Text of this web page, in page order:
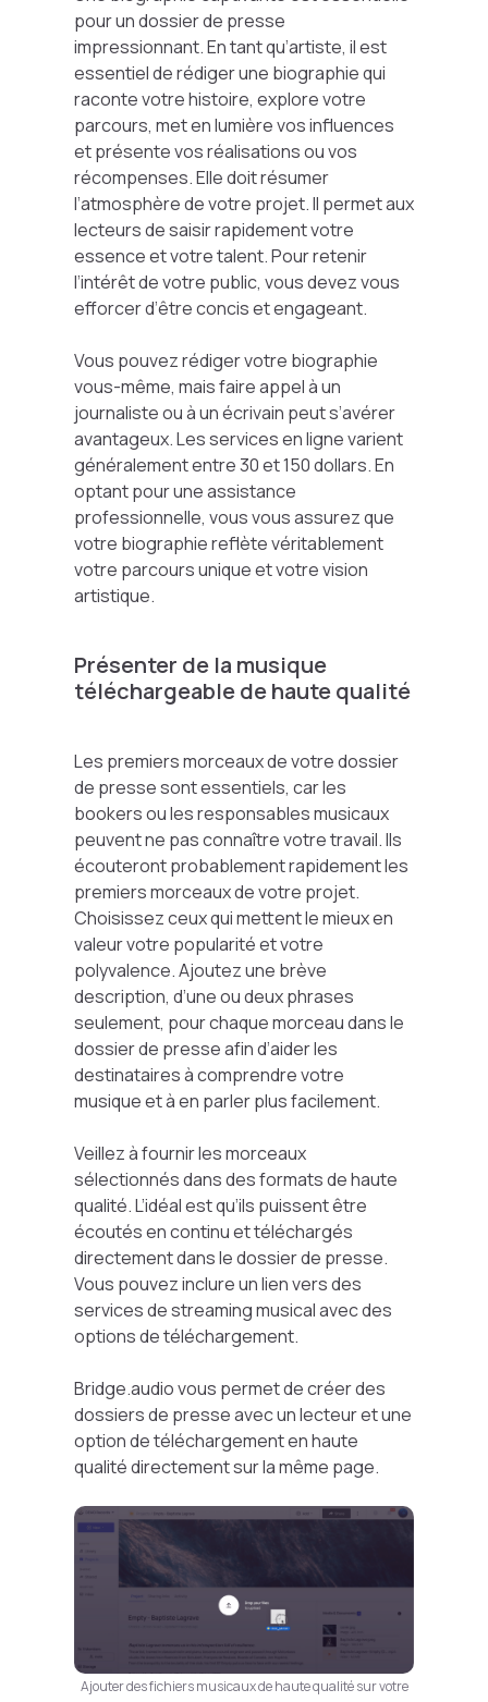
pour un dossier de presse
impressionnant. En tant qu’artiste, il est
essentiel de rédiger une biographie qui
raconte votre histoire, explore votre
parcours, met en lumière vos influences
et présente vos réalisations ou vos
récompenses. Elle doit résumer
l’atmosphère de votre projet. Il permet aux
lecteurs de saisir rapidement votre
essence et votre talent. Pour retenir
l’intérêt de votre public, vous devez vous
efforcer d’être concis et engageant.
Vous pouvez rédiger votre biographie
vous-même, mais faire appel à un
journaliste ou à un écrivain peut s’avérer
avantageux. Les services en ligne varient
généralement entre 30 et 150 dollars. En
optant pour une assistance
professionnelle, vous vous assurez que
votre biographie reflète véritablement
votre parcours unique et votre vision
artistique.
Présenter de la musique
téléchargeable de haute qualité
Les premiers morceaux de votre dossier
de presse sont essentiels, car les
bookers ou les responsables musicaux
peuvent ne pas connaître votre travail. Ils
écouteront probablement rapidement les
premiers morceaux de votre projet.
Choisissez ceux qui mettent le mieux en
valeur votre popularité et votre
polyvalence. Ajoutez une brève
description, d’une ou deux phrases
seulement, pour chaque morceau dans le
dossier de presse afin d’aider les
destinataires à comprendre votre
musique et à en parler plus facilement.
Veillez à fournir les morceaux
sélectionnés dans des formats de haute
qualité. L’idéal est qu’ils puissent être
écoutés en continu et téléchargés
directement dans le dossier de presse.
Vous pouvez inclure un lien vers des
services de streaming musical avec des
options de téléchargement.
Bridge.audio vous permet de créer des
dossiers de presse avec un lecteur et une
option de téléchargement en haute
qualité directement sur la même page.
Ajouter des fichiers musicaux de haute qualité sur votre